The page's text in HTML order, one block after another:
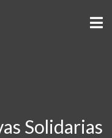
Solidarias